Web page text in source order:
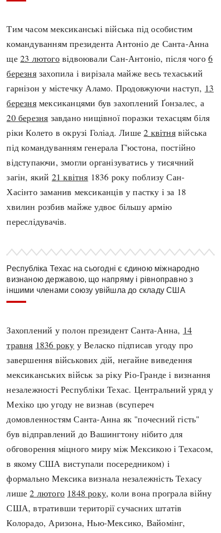
Тим часом мексиканські війська під особистим
командуванням президента Антоніо де Санта-Анна
ще23 лютоговідвоювали Сан-Антоніо, після чого6
березнязахопила і вирізала майже весь техаський
гарнізон у містечку Аламо. Продовжуючи наступ, 13
березнямексиканцями був захоплений Ґонзалес, а
20 березня завдано нищівної поразки техасцям біля
ріки Колето в окрузі Голіад. Лише2 квітнявійська
під командуванням генерала Г'юстона, постійно
відступаючи, змогли організуватись у тисячний
загін, який 21 квітня 1836 року поблизу Сан-
Хасінто заманив мексиканців у пастку і за 18
хвилин розбив майже удвоє більшу армію
переслідувачів.
Республіка Техас на сьогодні є єдиною міжнародно
визнаною державою, що напряму і рівноправно з
іншими членами союзу увійшла до складу США
Захоплений у полон президент Санта-Анна, 14
травня 1836 року у Веласко підписав угоду про
завершення військових дій, негайне виведення
мексиканських військ за ріку Ріо-Гранде і визнання
незалежності Республіки Техас. Центральний уряд у
Мехіко цю угоду не визнав (всупереч
домовленностям Санта-Анна як "почесний гість"
був відправлений до Вашингтону нібито для
обговорення міцного миру між Мексикою і Техасом,
в якому США виступали посередником) і
формально Мексика визнала незалежність Техасу
лише2 лютого 1848 року, коли вона програла війну
США, втративши території сучасних штатів
Колорадо, Аризона, Нью-Мексико, Вайомінг,